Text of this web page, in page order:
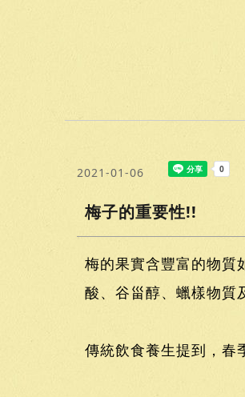
2021-01-06
梅子的重要性!!
梅的果實含豐富的物質
酸、谷甾醇、蠟樣物質
傳統飲食養生提到，春